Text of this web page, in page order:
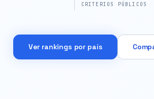
CRITERIOS PÚBLICOS
Ver rankings por país